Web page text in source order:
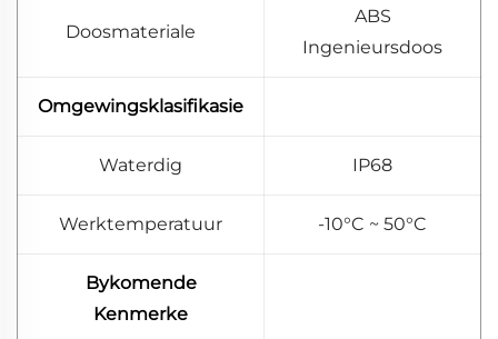
Doosmateriale
ABS
Ingenieursdoos
Omgewingsklasifikasie
Waterdig IP68
Werktemperatuur -10°C ~ 50°C
Bykomende
Kenmerke